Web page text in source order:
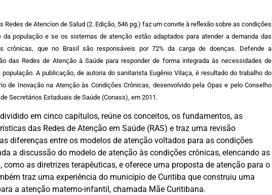
Redes de Atencíon de Salud (2. Edição, 546 pg.) faz um convite à reflexão sobre as condições
da população e se os sistemas de atenção estão adaptados para atender a demanda das
crônicas, que no Brasil são responsáveis por 72% da carga de doenças. Defende a
das Redes de Atenção à Saúde para responder de forma integrada às necessidades de
população. A publicação, de autoria do sanitarista Eugênio Vilaça, é resultado do trabalho do
de Inovação na Atenção às Condições Crônicas, desenvolvido pela Opas e pelo Conselho
Secretários Estaduais de Saúde (Conass), em 2011.
em cinco capítulos, reúne os conceitos, os fundamentos, as
das Redes de Atenção em Saúde (RAS) e traz uma revisão
diferenças entre os modelos de atenção voltados para as condições
a discussão do modelo de atenção às condições crônicas, elencando as
as diretrizes terapêuticas, e oferece uma proposta de atenção para o
traz uma experiência do município de Curitiba que construiu uma
a atenção materno-infantil, chamada Mãe Curitibana.